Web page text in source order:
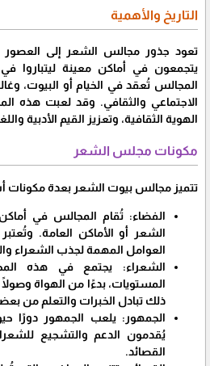
التاريخ والأهمية
تعود جذور مجالس الشعر إلى العصور
يتجمعون في أماكن معينة ليتباروا
المجالس تُعقد في الخيام أو البيوت،
الاجتماعي والثقافي. وقد لعبت هذه
الهوية الثقافية، وتعزيز القيم الأدبية
مكونات مجلس الشعر
تتميز مجالس بيوت الشعر بعدة مكونات
الفضاء: تُقام المجالس في
الشعر أو الأماكن العامة.
العوامل المهمة لجذب الشعراء
الشعراء: يجتمع في هذه
المستويات، بدءًا من الهواة
ذلك تبادل الخبرات والتعلم من
الجمهور: يلعب الجمهور دورًا
يُقدمون الدعم والتشجيع
القصائد.